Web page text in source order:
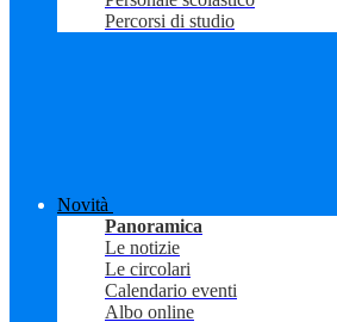
Percorsi di studio
Novità
Panoramica
Le notizie
Le circolari
Calendario eventi
Albo online